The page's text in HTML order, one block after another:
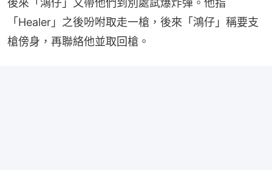
「Healer」之後吩咐取走一槍，後來「鴻仔」稱要支
槍傍身，再聯絡他並取回槍。